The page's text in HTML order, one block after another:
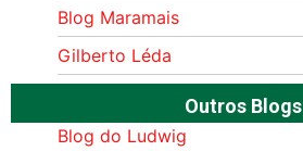
Blog Maramais
Gilberto Léda
Outros Blogs
Blog do Ludwig